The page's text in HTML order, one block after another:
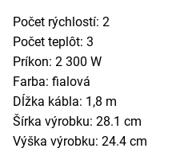
Počet rýchlostí: 2
Počet teplôt: 3
Príkon: 2 300 W
Farba: fialová
Dĺžka kábla: 1,8 m
Šírka výrobku: 28.1 cm
Výška výrobku: 24.4 cm